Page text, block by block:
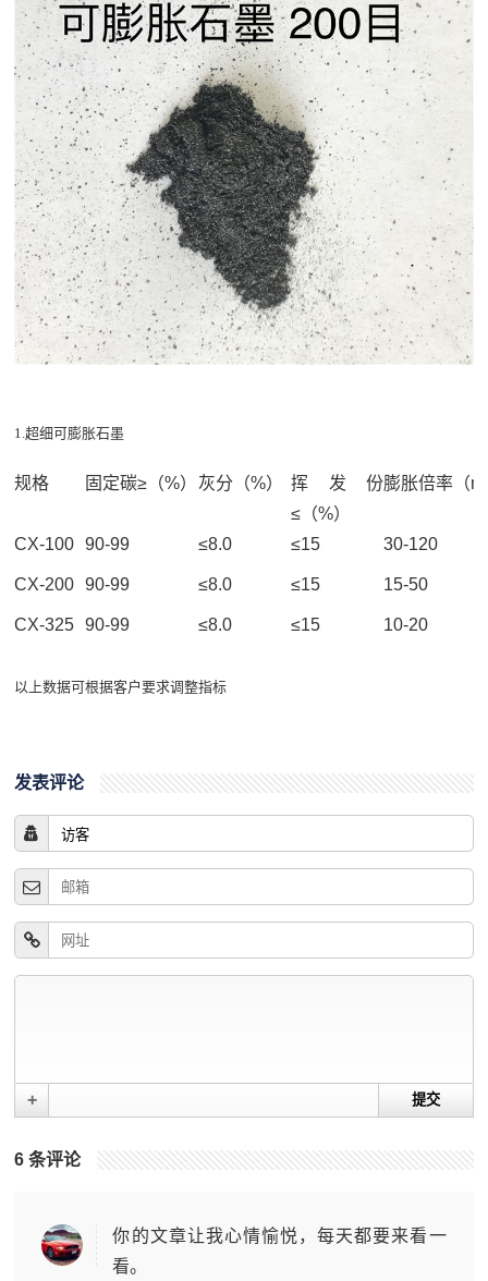
1.超细可膨胀石墨
规格 固定碳≥（%） 灰分（%）
挥发份
≤（%）
膨胀倍率（
CX-100 90-99 ≤8.0 ≤15 30-120
CX-200 90-99 ≤8.0 ≤15 15-50
CX-325 90-99 ≤8.0 ≤15 10-20
以上数据可根据客户要求调整指标
发表评论
+
6 条评论
你的文章让我心情愉悦，每天都要来看一
看。